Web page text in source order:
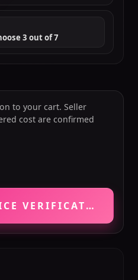
3 out of 7
to your cart. Seller
cost are confirmed
VERIFICATION